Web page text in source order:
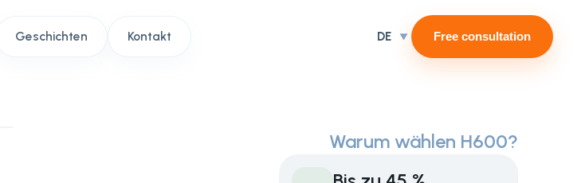
Geschichten Kontakt DE Free consultation
Warum wählen H600?